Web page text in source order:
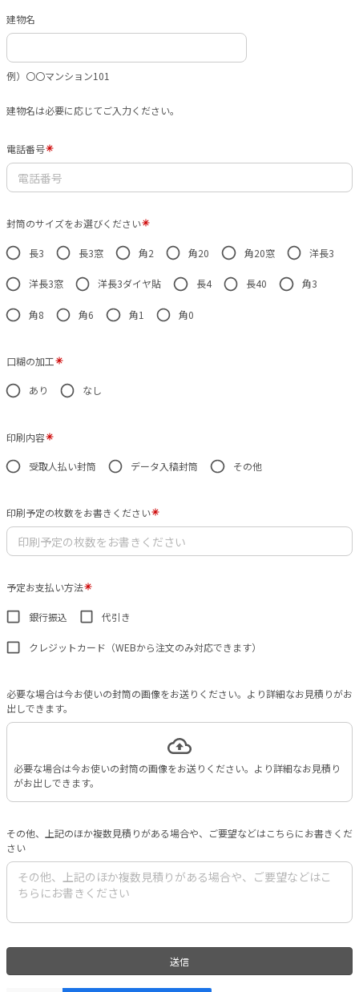
建物名
例）〇〇マンション101
建物名は必要に応じてご入力ください。
電話番号
封筒のサイズをお選びください
長3 長3窓 角2 角20 角20窓 洋長3
洋長3窓 洋長3ダイヤ貼 長4 長40 角3
角8 角6 角1 角0
口糊の加工
あり なし
印刷内容
受取人払い封筒 データ入稿封筒 その他
印刷予定の枚数をお書きください
予定お支払い方法
銀行振込 代引き
クレジットカード（WEBから注文のみ対応できます）
必要な場合は今お使いの封筒の画像をお送りください。より詳細なお見積りがお
出しできます。
必要な場合は今お使いの封筒の画像をお送りください。より詳細なお見積り
がお出しできます。
その他、上記のほか複数見積りがある場合や、ご要望などはこちらにお書きくだ
さい
送信